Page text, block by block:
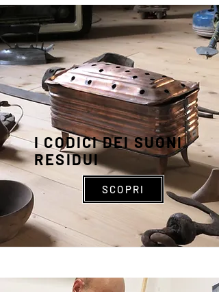
I CODICI DEI SUONI
RESIDUI
SCOPRI